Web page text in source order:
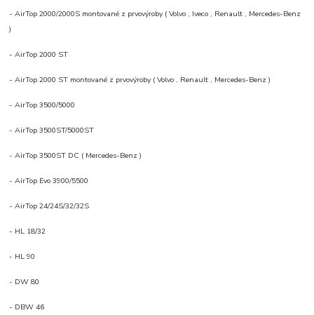
- AirTop 2000/2000S montované z prvovýroby ( Volvo , Iveco , Renault , Mercedes-Benz
)
- AirTop 2000 ST
- AirTop 2000 ST montované z prvovýroby ( Volvo , Renault , Mercedes-Benz )
- AirTop 3500/5000
- AirTop 3500ST/5000ST
- AirTop 3500ST DC ( Mercedes-Benz )
- AirTop Evo 3900/5500
- AirTop 24/24S/32/32S
- HL 18/32
- HL 90
- DW 80
- DBW 46